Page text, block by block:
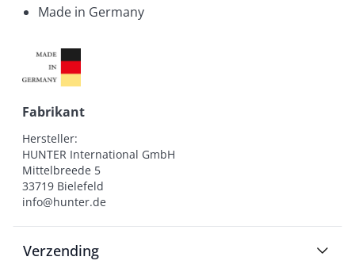
Made in Germany
Fabrikant
Hersteller:
HUNTER International GmbH
Mittelbreede 5
33719 Bielefeld
info@hunter.de
Verzending